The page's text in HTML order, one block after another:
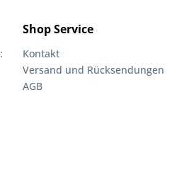
Shop Service
Kontakt
Versand und Rücksendungen
AGB